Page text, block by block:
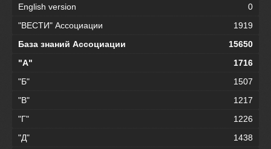
English version
0
"ВЕСТИ" Ассоциации
1919
База знаний Ассоциации
15650
"А"
1716
"Б"
1507
"В"
1217
"Г"
1226
"Д"
1438